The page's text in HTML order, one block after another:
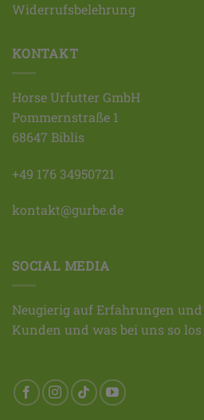
Widerrufsbelehrung
KONTAKT
Horse Urfutter GmbH
Pommernstraße 1
68647 Biblis
+49 176 34950721
kontakt@gurbe.de
SOCIAL MEDIA
Neugierig auf Erfahrungen
Kunden und was bei uns so los